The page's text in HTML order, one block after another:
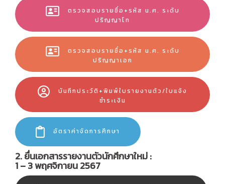
ตรวจสอบรายชื่อ+รหัส น.ศ. ระดับ
ปริญญาโท
ตรวจสอบรายชื่อ+รหัส น.ศ. ระดับ
ปริญญาเอก
บันทึกประวัติ+พิมพ์ใบรายงานตัว/ใบแจ้ง
ชำระเงิน
อัตราค่าจัดการศึกษา
2. ยื่นเอกสารรายงานตัวนักศึกษาใหม่ :
1 – 3 พฤศจิกายน 2567